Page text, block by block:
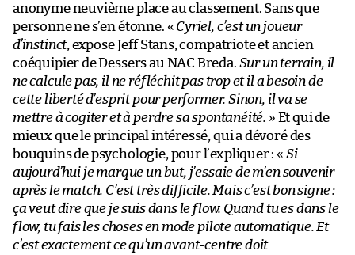
anonyme neuvième place au classement. Sans que
personne ne s’en étonne. « Cyriel, c’est un joueur
d’instinct, expose Jeff Stans, compatriote et ancien
coéquipier de Dessers au NAC Breda. Sur un terrain, il
ne calcule pas, il ne réfléchit pas trop et il a besoin de
cette liberté d’esprit pour performer. Sinon, il va se
mettre à cogiter et à perdre sa spontanéité. » Et qui de
mieux que le principal intéressé, qui a dévoré des
bouquins de psychologie, pour l’expliquer : « Si
aujourd’hui je marque un but, j’essaie de m’en souvenir
après le match. C’est très difficile. Mais c’est bon signe :
ça veut dire que je suis dans le flow. Quand tu es dans le
flow, tu fais les choses en mode pilote automatique. Et
c’est exactement ce qu’un avant-centre doit